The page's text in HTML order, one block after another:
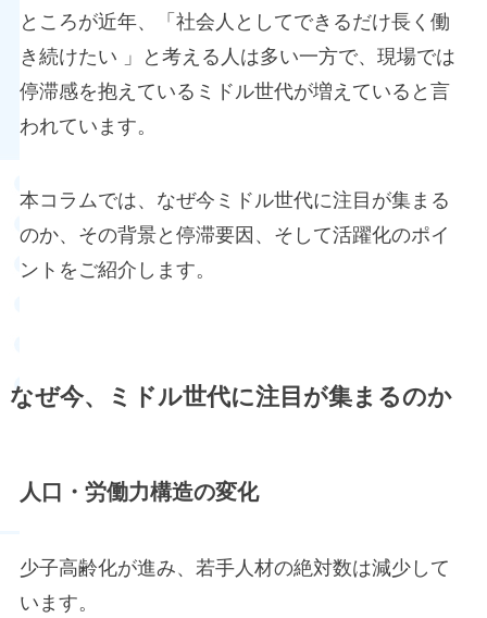
ところが近年、「社会人としてできるだけ長く働
き続けたい 」と考える人は多い一方で、現場では
停滞感を抱えているミドル世代が増えていると言
われています。
本コラムでは、なぜ今ミドル世代に注目が集まる
のか、その背景と停滞要因、そして活躍化のポイ
ントをご紹介します。
なぜ今、ミドル世代に注目が集まるのか
人口・労働力構造の変化
少子高齢化が進み、若手人材の絶対数は減少して
います。